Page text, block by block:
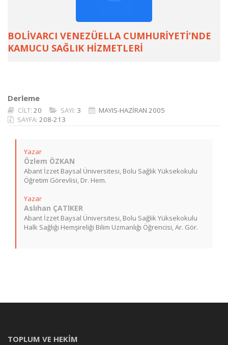
BOLİVARCI VENEZÜELLA CUMHURİYETİ’NDE
KAMUCU SAĞLIK HİZMETLERİ
Derleme
CİLT: 20 SAYI: 3
MAYIS-HAZİRAN 2005
SAYFA: 208-213
Yazar
Özlem ÖZKAN
Abant İzzet Baysal Üniversitesi, Bolu Sağlık Yüksekokulu
Öğretim Görevlisi, Dr. Hem.
Yazar
Aslıhan ÇATlKER
Abant İzzet Baysal Üniversitesi, Bolu Sağlık Yüksekokulu
Halk Sağlığı Hemşireliği Bilim Uzmanlığı Öğrencisi, Ar. Gör.
TOPLUM VE HEKİM